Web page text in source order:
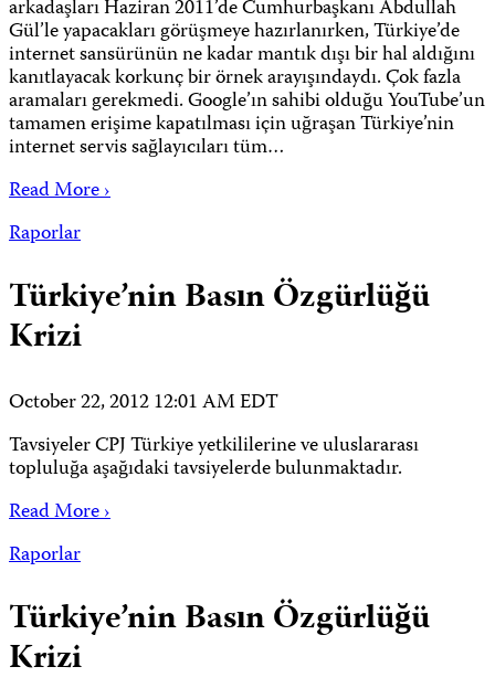
arkadaşları Haziran 2011’de Cumhurbaşkanı Abdullah
Gül’le yapacakları görüşmeye hazırlanırken, Türkiye’de
internet sansürünün ne kadar mantık dışı bir hal aldığını
kanıtlayacak korkunç bir örnek arayışındaydı. Çok fazla
aramaları gerekmedi. Google’ın sahibi olduğu YouTube’un
tamamen erişime kapatılması için uğraşan Türkiye’nin
internet servis sağlayıcıları tüm…
Read More ›
Raporlar
Türkiye’nin Basın Özgürlüğü
Krizi
October 22, 2012 12:01 AM EDT
Tavsiyeler CPJ Türkiye yetkililerine ve uluslararası
topluluğa aşağıdaki tavsiyelerde bulunmaktadır.
Read More ›
Raporlar
Türkiye’nin Basın Özgürlüğü
Krizi